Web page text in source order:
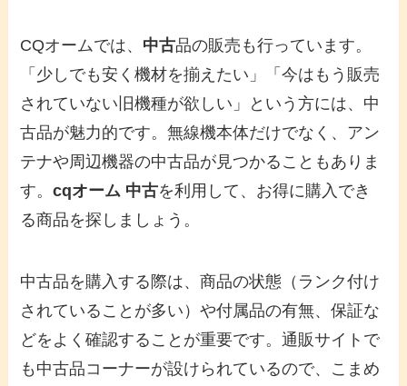
CQオームでは、 中古品の販売も行っています。
「少しでも安く機材を揃えたい」「今はもう販売
されていない旧機種が欲しい」という方には、中
古品が魅力的です。無線機本体だけでなく、アン
テナや周辺機器の中古品が見つかることもありま
す。cqオーム 中古を利用して、お得に購入でき
る商品を探しましょう。
中古品を購入する際は、商品の状態（ランク付け
されていることが多い）や付属品の有無、保証な
どをよく確認することが重要です。通販サイトで
も中古品コーナーが設けられているので、こまめ